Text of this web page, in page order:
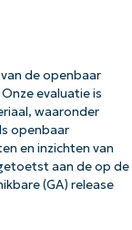
de openbaar
evaluatie is
waaronder
openbaar
en inzichten van
aan de op de
(GA) release